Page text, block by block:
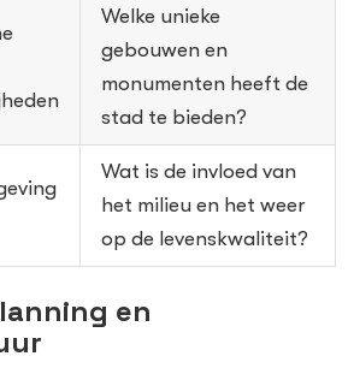
Welke unieke
gebouwen en
monumenten heeft de
stad te bieden?
Wat is de invloed van
het milieu en het weer
op de levenskwaliteit?
en